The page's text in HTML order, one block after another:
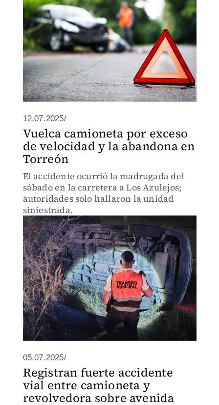
12.07.2025/
Vuelca camioneta por exceso
de velocidad y la abandona en
Torreón
El accidente ocurrió la madrugada del
sábado en la carretera a Los Azulejos;
autoridades solo hallaron la unidad
siniestrada.
05.07.2025/
Registran fuerte accidente
vial entre camioneta y
revolvedora sobre avenida